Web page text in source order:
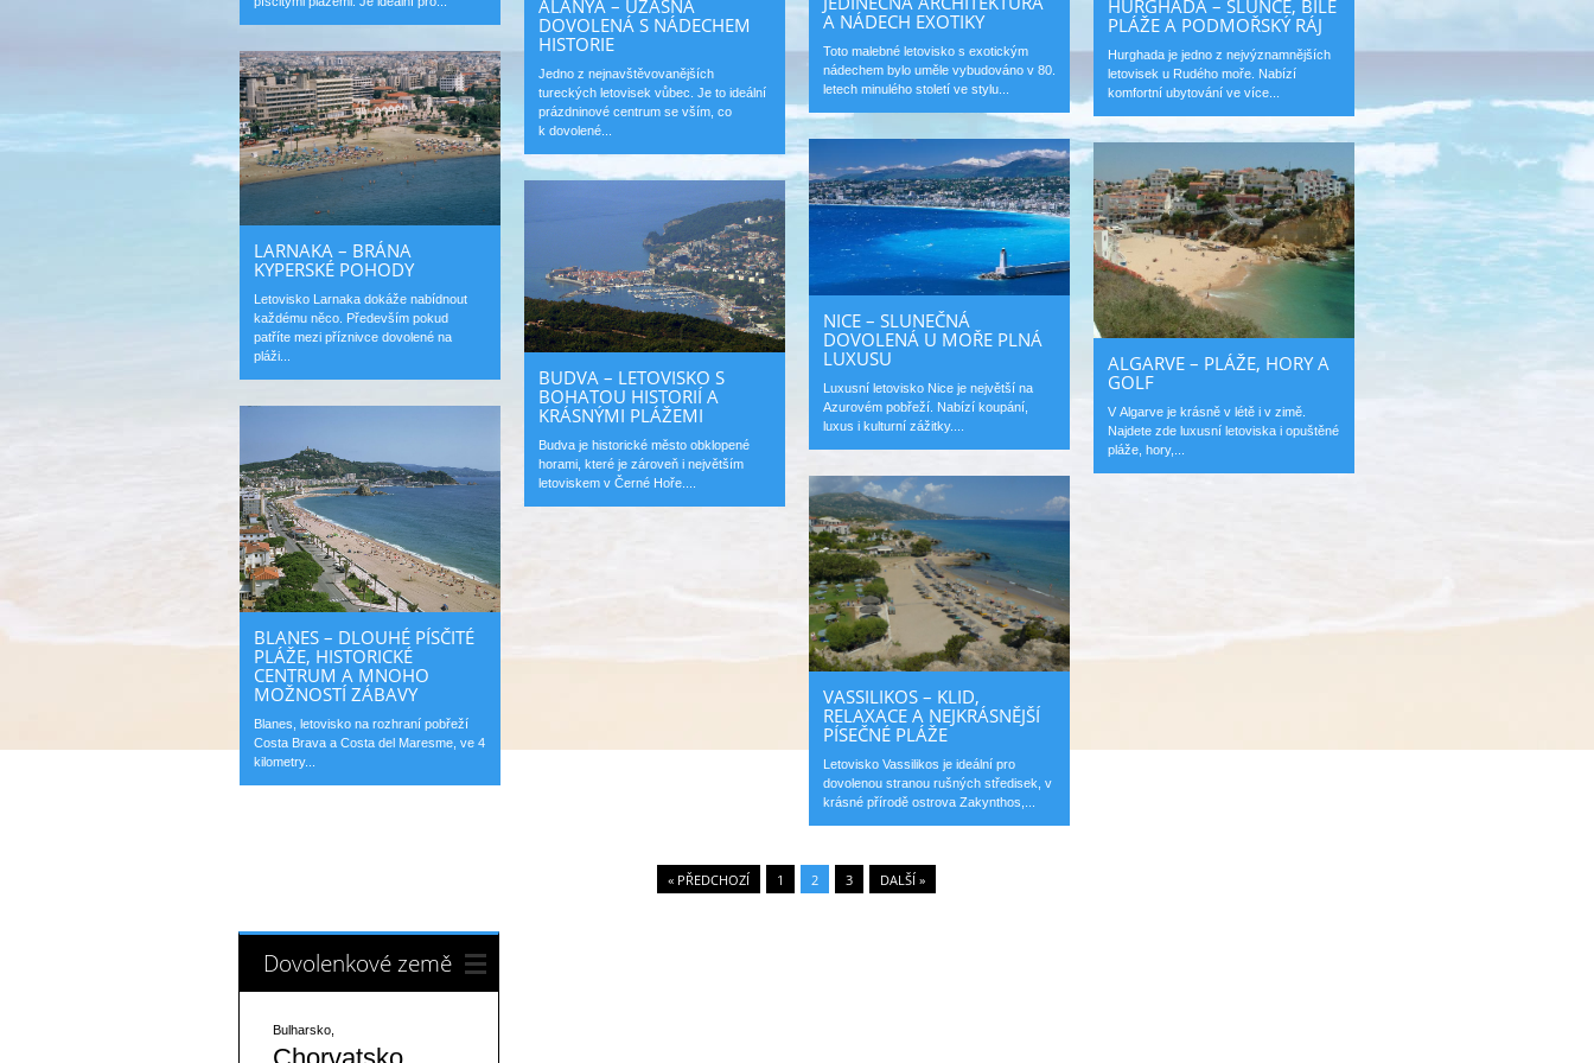
ALANYA – ÚŽASNÁ
DOVOLENÁ S NÁDECHEM
HISTORIE
Jedno z nejnavštěvovanějších
tureckých letovisek vůbec. Je to ideální
prázdninové centrum se vším, co
k dovolené...
A NÁDECH EXOTIKY
Toto malebné letovisko s exotickým
nádechem bylo uměle vybudováno v 80.
letech minulého století ve stylu...
HURGHADA – SLUNCE, BÍLÉ
PLÁŽE A PODMOŘSKÝ RÁJ
Hurghada je jedno z nejvýznamnějších
letovisek u Rudého moře. Nabízí
komfortní ubytování ve více...
LARNAKA – BRÁNA
KYPERSKÉ POHODY
Letovisko Larnaka dokáže nabídnout
každému něco. Především pokud
patříte mezi příznivce dovolené na
pláži...
NICE – SLUNEČNÁ
DOVOLENÁ U MOŘE PLNÁ
LUXUSU
Luxusní letovisko Nice je největší na
Azurovém pobřeží. Nabízí koupání,
luxus i kulturní zážitky....
ALGARVE – PLÁŽE, HORY A
GOLF
V Algarve je krásně v létě i v zimě.
Najdete zde luxusní letoviska i opuštěné
pláže, hory,...
BUDVA – LETOVISKO S
BOHATOU HISTORIÍ A
KRÁSNÝMI PLÁŽEMI
Budva je historické město obklopené
horami, které je zároveň i největším
letoviskem v Černé Hoře....
BLANES – DLOUHÉ PÍSČITÉ
PLÁŽE, HISTORICKÉ
CENTRUM A MNOHO
MOŽNOSTÍ ZÁBAVY
Blanes, letovisko na rozhraní pobřeží
Costa Brava a Costa del Maresme, ve 4
kilometry...
VASSILIKOS – KLID,
RELAXACE A NEJKRÁSNĚJŠÍ
PÍSEČNÉ PLÁŽE
Letovisko Vassilikos je ideální pro
dovolenou stranou rušných středisek, v
krásné přírodě ostrova Zakynthos,...
« PŘEDCHOZÍ 1 2 3 DALŠÍ »
Dovolenkové země
Bulharsko